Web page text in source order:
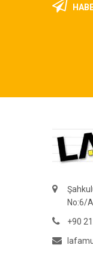
No:6/
+90